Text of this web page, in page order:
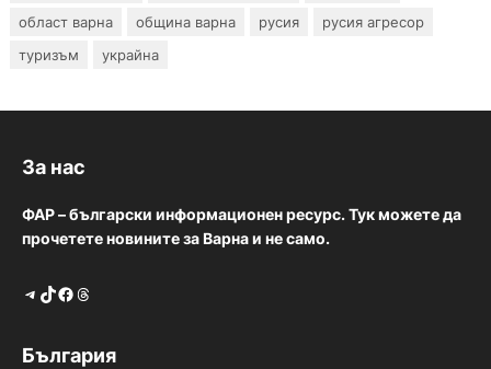
област варна
община варна русия
русия агресор
туризъм
украйна
За нас
ФАР – български информационен ресурс. Тук можете да
прочетете новините за Варна и не само.
Telegram TikTok Facebook Threads
България